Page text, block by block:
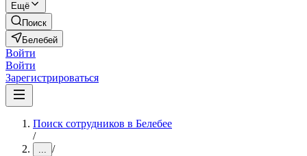
Ещё
Поиск
Белебей
Войти
Войти
Зарегистрироваться
Поиск сотрудников в Белебее
/
... /